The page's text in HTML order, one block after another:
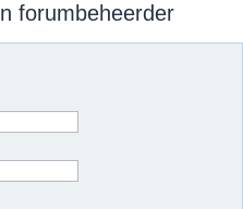
forumbeheerder